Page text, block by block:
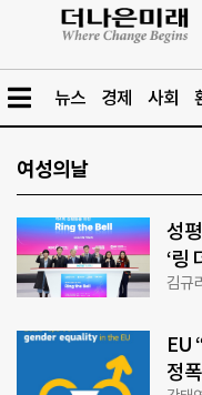
뉴스 경제 사회
여성의날
성
‘링
김규
EU
정